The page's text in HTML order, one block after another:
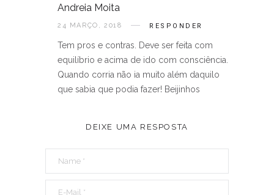
Andreia Moita
24 MARÇO, 2018 RESPONDER
Tem pros e contras. Deve ser feita com
equilíbrio e acima de ido com consciência.
Quando corria não ia muito além daquilo
que sabia que podia fazer! Beijinhos
DEIXE UMA RESPOSTA